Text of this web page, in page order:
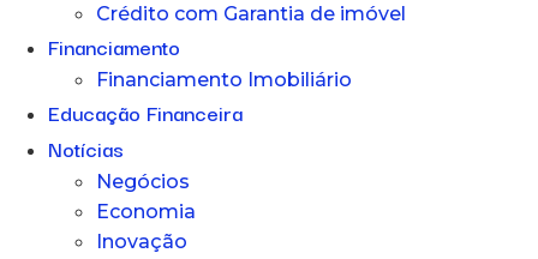
Crédito com Garantia de imóvel
Financiamento
Financiamento Imobiliário
Educação Financeira
Notícias
Negócios
Economia
Inovação